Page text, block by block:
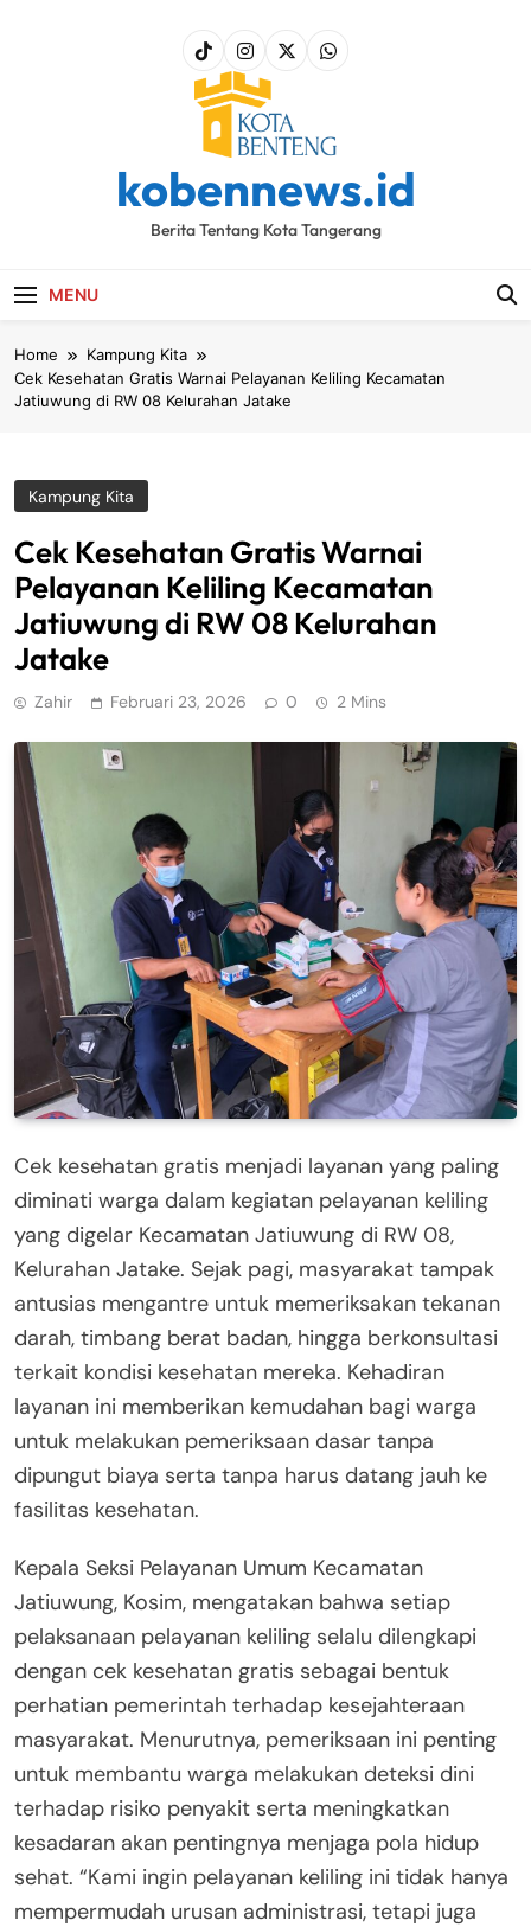
kobennews.id
Berita Tentang Kota Tangerang
MENU
Home
Kampung Kita
Cek Kesehatan Gratis Warnai Pelayanan Keliling Kecamatan
Jatiuwung di RW 08 Kelurahan Jatake
Kampung Kita
Cek Kesehatan Gratis Warnai
Pelayanan Keliling Kecamatan
Jatiuwung di RW 08 Kelurahan
Jatake
Zahir Februari 23, 2026 0 2 Mins
Cek kesehatan gratis menjadi layanan yang paling
diminati warga dalam kegiatan pelayanan keliling
yang digelar Kecamatan Jatiuwung di RW 08,
Kelurahan Jatake. Sejak pagi, masyarakat tampak
antusias mengantre untuk memeriksakan tekanan
darah, timbang berat badan, hingga berkonsultasi
terkait kondisi kesehatan mereka. Kehadiran
layanan ini memberikan kemudahan bagi warga
untuk melakukan pemeriksaan dasar tanpa
dipungut biaya serta tanpa harus datang jauh ke
fasilitas kesehatan.
Kepala Seksi Pelayanan Umum Kecamatan
Jatiuwung, Kosim, mengatakan bahwa setiap
pelaksanaan pelayanan keliling selalu dilengkapi
dengan cek kesehatan gratis sebagai bentuk
perhatian pemerintah terhadap kesejahteraan
masyarakat. Menurutnya, pemeriksaan ini penting
untuk membantu warga melakukan deteksi dini
terhadap risiko penyakit serta meningkatkan
kesadaran akan pentingnya menjaga pola hidup
sehat. “Kami ingin pelayanan keliling ini tidak hanya
mempermudah urusan administrasi, tetapi juga